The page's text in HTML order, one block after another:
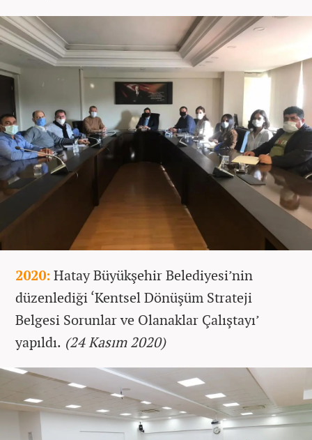
2020: Hatay Büyükşehir Belediyesi’nin
düzenlediği ‘Kentsel Dönüşüm Strateji
Belgesi Sorunlar ve Olanaklar Çalıştayı’
yapıldı. (24 Kasım 2020)